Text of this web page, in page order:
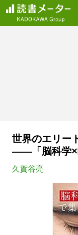
世界のエリー
――「脳科学×
久賀谷亮